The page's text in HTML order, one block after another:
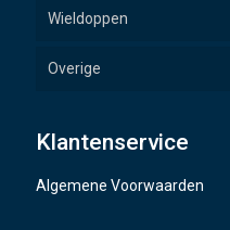
Wieldoppen
Overige
Klantenservice
Algemene Voorwaarden